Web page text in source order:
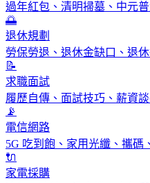
過年紅包、清明掃墓、中元
🌅
退休規劃
勞保勞退、退休金缺口、退
📝
求職面試
履歷自傳、面試技巧、薪資
📡
電信網路
5G 吃到飽、家用光纖、攜碼
🔌
家電採購